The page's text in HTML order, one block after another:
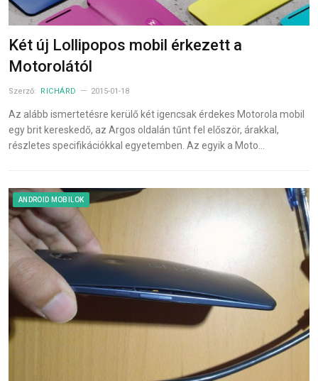
Két új Lollipopos mobil érkezett a
Motorolától
Szerző: RICHÁRD 2015-01-18
Az alább ismertetésre kerülő két igencsak érdekes Motorola mobil
egy brit kereskedő, az Argos oldalán tűnt fel először, árakkal,
részletes specifikációkkal egyetemben. Az egyik a Moto…
ANDROID MOBILOK